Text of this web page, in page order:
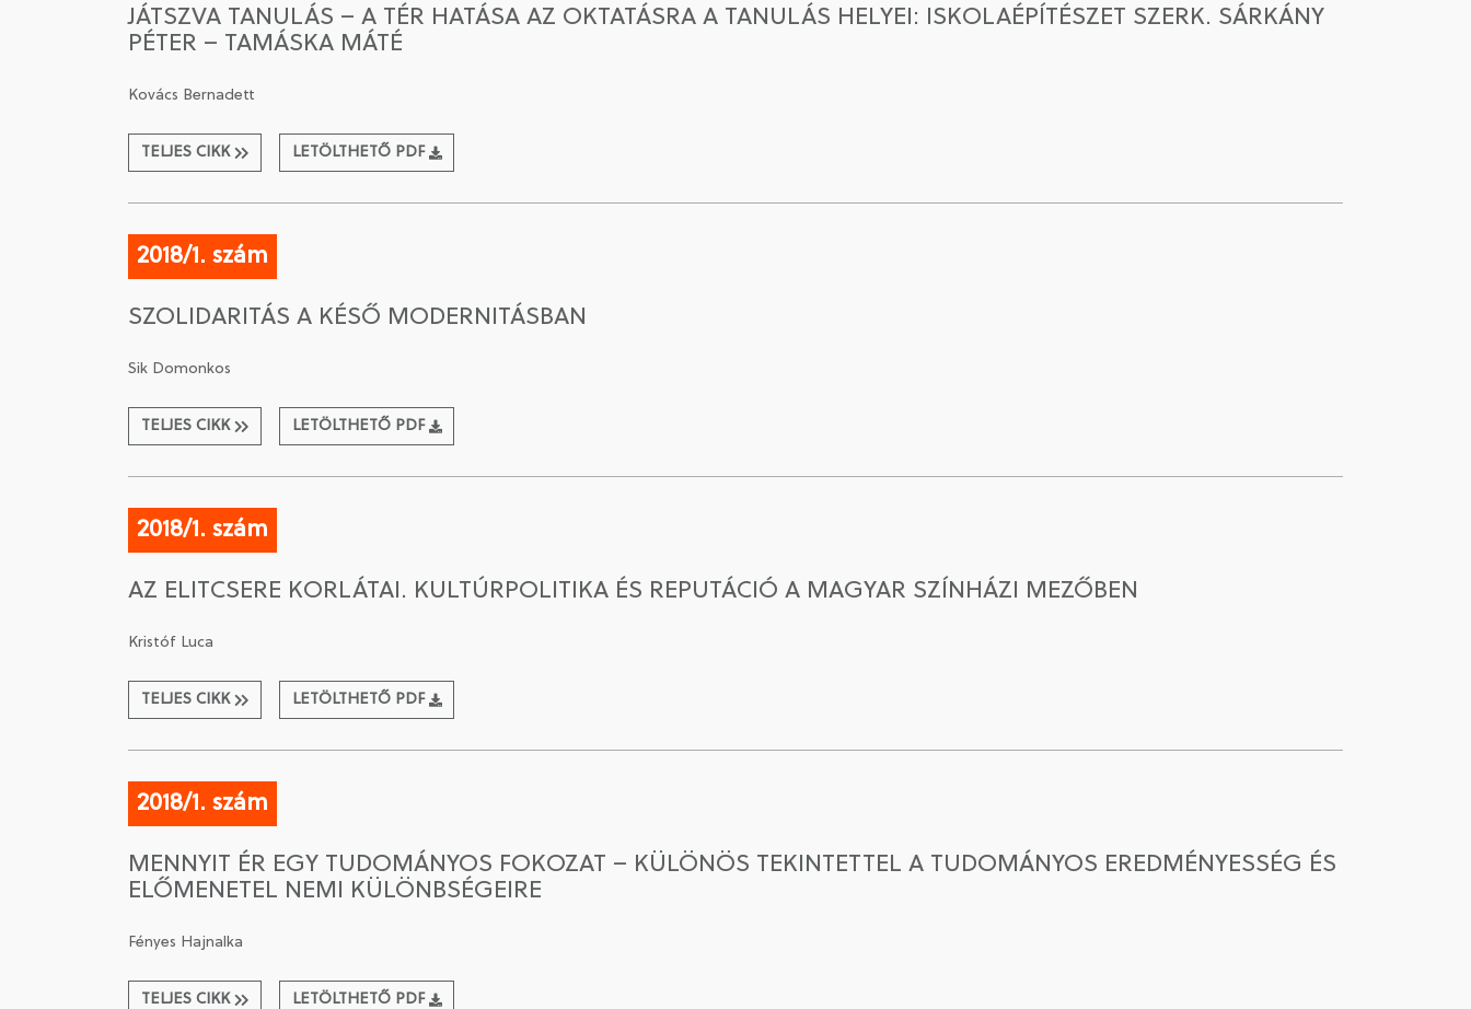
JÁTSZVA TANULÁS – A TÉR HATÁSA AZ OKTATÁSRA A TANULÁS HELYEI: ISKOLAÉPÍTÉSZET SZERK. SÁRKÁNY
PÉTER – TAMÁSKA MÁTÉ
Kovács Bernadett
TELJES CIKK LETÖLTHETŐ PDF
2018/1. szám
SZOLIDARITÁS A KÉSŐ MODERNITÁSBAN
Sik Domonkos
TELJES CIKK LETÖLTHETŐ PDF
2018/1. szám
AZ ELITCSERE KORLÁTAI. KULTÚRPOLITIKA ÉS REPUTÁCIÓ A MAGYAR SZÍNHÁZI MEZŐBEN
Kristóf Luca
TELJES CIKK LETÖLTHETŐ PDF
2018/1. szám
MENNYIT ÉR EGY TUDOMÁNYOS FOKOZAT – KÜLÖNÖS TEKINTETTEL A TUDOMÁNYOS EREDMÉNYESSÉG ÉS
ELŐMENETEL NEMI KÜLÖNBSÉGEIRE
Fényes Hajnalka
TELJES CIKK LETÖLTHETŐ PDF